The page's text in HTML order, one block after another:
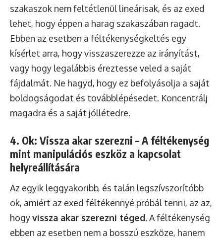
szakaszok nem feltétlenül lineárisak, és az exed
lehet, hogy éppen a harag szakaszában ragadt.
Ebben az esetben a féltékenységkeltés egy
kísérlet arra, hogy visszaszerezze az irányítást,
vagy hogy legalábbis éreztesse veled a saját
fájdalmát. Ne hagyd, hogy ez befolyásolja a saját
boldogságodat és továbblépésedet. Koncentrálj
magadra és a saját jóllétedre.
4. Ok: Vissza akar szerezni – A féltékenység
mint manipulációs eszköz a kapcsolat
helyreállítására
Az egyik leggyakoribb, és talán legszívszorítóbb
ok, amiért az exed féltékennyé próbál tenni, az az,
hogyvissza akar szerezni téged. A féltékenység
ebben az esetben nem a bosszú eszköze, hanem